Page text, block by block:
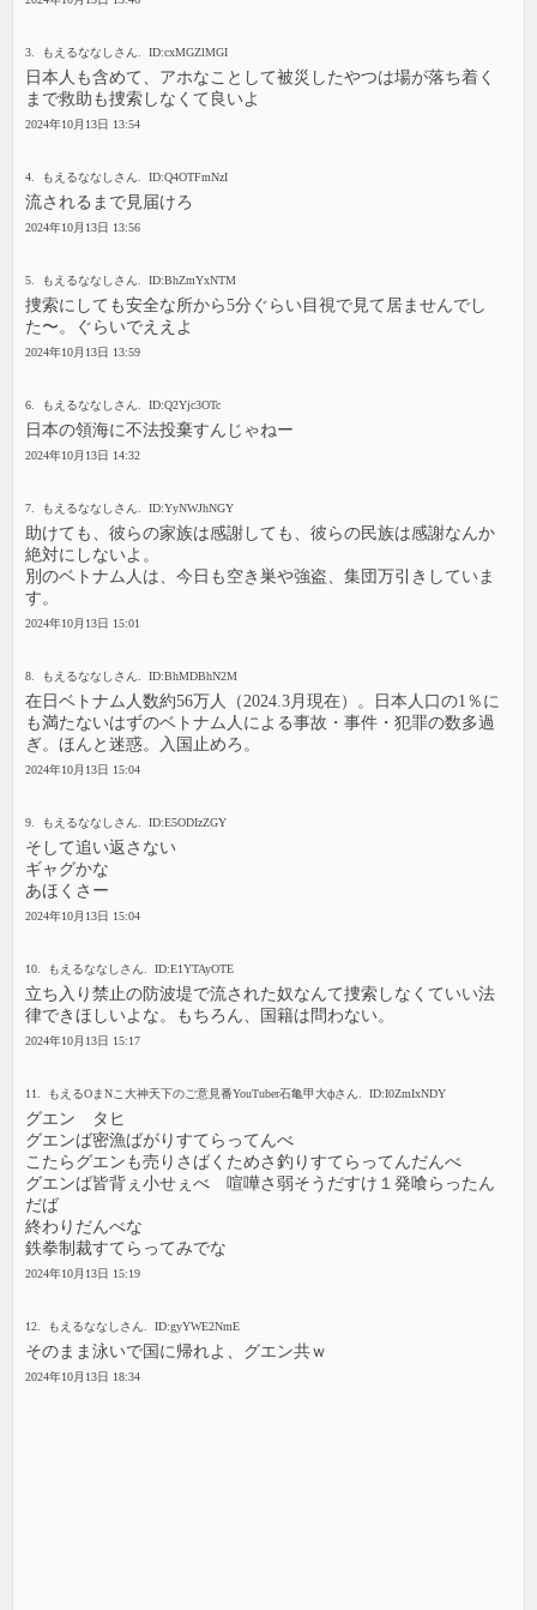
3. もえるななしさん. ID:cxMGZlMGI
日本人も含めて、アホなことして被災したやつは場が落ち着く
まで救助も捜索しなくて良いよ
2024年10月13日 13:54
4. もえるななしさん. ID:Q4OTFmNzI
流されるまで見届けろ
2024年10月13日 13:56
5. もえるななしさん. ID:BhZmYxNTM
捜索にしても安全な所から5分ぐらい目視で見て居ませんでし
た〜。ぐらいでええよ
2024年10月13日 13:59
6. もえるななしさん. ID:Q2Yjc3OTc
日本の領海に不法投棄すんじゃねー
2024年10月13日 14:32
7. もえるななしさん. ID:YyNWJhNGY
助けても、彼らの家族は感謝しても、彼らの民族は感謝なんか
絶対にしないよ。
別のベトナム人は、今日も空き巣や強盗、集団万引きしていま
す。
2024年10月13日 15:01
8. もえるななしさん. ID:BhMDBhN2M
在日ベトナム人数約56万人（2024.3月現在）。日本人口の1％に
も満たないはずのベトナム人による事故・事件・犯罪の数多過
ぎ。ほんと迷惑。入国止めろ。
2024年10月13日 15:04
9. もえるななしさん. ID:E5ODIzZGY
そして追い返さない
ギャグかな
あほくさー
2024年10月13日 15:04
10. もえるななしさん. ID:E1YTAyOTE
立ち入り禁止の防波堤で流された奴なんて捜索しなくていい法
律できほしいよな。もちろん、国籍は問わない。
2024年10月13日 15:17
11. もえるOまNこ大神天下のご意見番YouTuber石亀甲大фさん. ID:I0ZmIxNDY
グエン タヒ
グエンば密漁ばがりすてらってんべ
こたらグエンも売りさばくためさ釣りすてらってんだんべ
グエンば皆背ぇ小せぇべ 喧嘩さ弱そうだすけ１発喰らったん
だば
終わりだんべな
鉄拳制裁すてらってみでな
2024年10月13日 15:19
12. もえるななしさん. ID:gyYWE2NmE
そのまま泳いで国に帰れよ、グエン共ｗ
2024年10月13日 18:34